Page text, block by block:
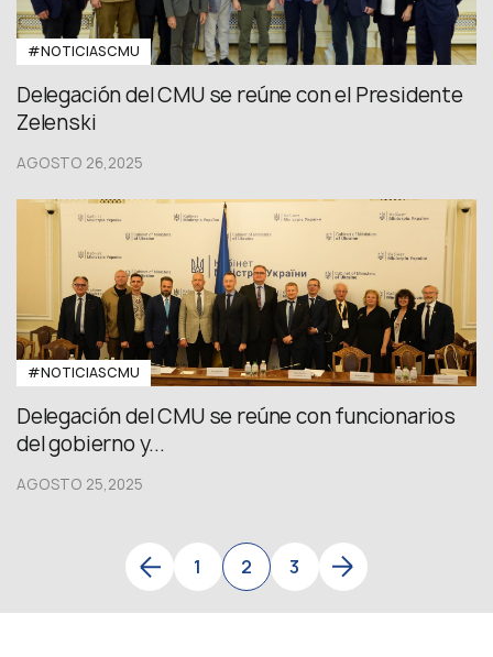
#NOTICIASCMU
Delegación del CMU se reúne con el Presidente
Zelenski
AGOSTO 26,2025
#NOTICIASCMU
Delegación del CMU se reúne con funcionarios
del gobierno y...
AGOSTO 25,2025
1 2 3